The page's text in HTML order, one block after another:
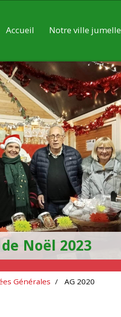
Accueil Notre ville jumelle
Noël 2023
Générales AG 2020